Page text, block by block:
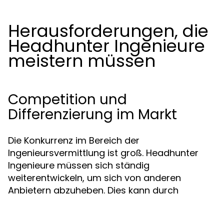
Herausforderungen, die
Headhunter Ingenieure
meistern müssen
Competition und
Differenzierung im Markt
Die Konkurrenz im Bereich der
Ingenieursvermittlung ist groß. Headhunter
Ingenieure müssen sich ständig
weiterentwickeln, um sich von anderen
Anbietern abzuheben. Dies kann durch